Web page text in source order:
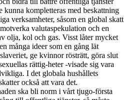
kunna kompletteras med beskattning
verksamheter, såsom en global skatt
valutaspekulation och en
olja, kol och gas. Visst låter mycket
många ideer som en gång lät
ge kvinnor rösträtt, göra slut
rättig-heter -visade sig vara
I det globala hushållets
också att vara det.
ska bli norm i vårt tjugo-första